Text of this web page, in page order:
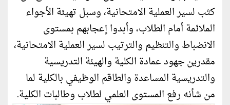
كثب لسير العملية الامتحانية، وسبل تهيئة الأجواء
الملائمة أمام الطلاب، وأبدوا إعجابهم بمستوى
الانضباط والتنظيم والترتيب لسير العملية الامتحانية،
مقدرين جهود عمادة الكلية والهيئة التدريسية
والتدريسية المساعدة والطاقم الوظيفي بالكلية لما
من شأنه رفع المستوى العلمي لطلاب وطالبات الكلية.